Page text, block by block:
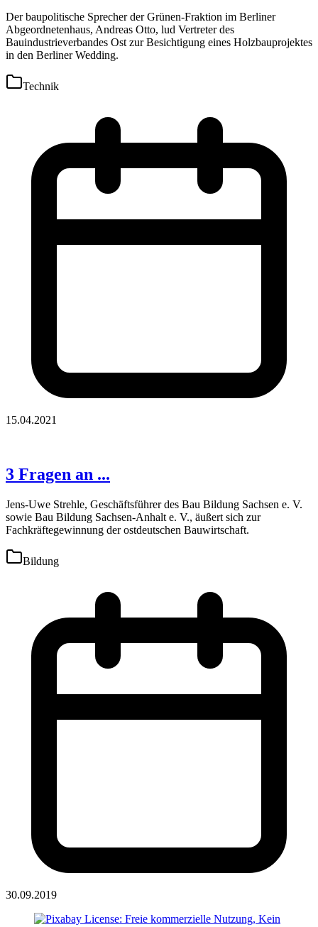
Der baupolitische Sprecher der Grünen-Fraktion im Berliner
Abgeordnetenhaus, Andreas Otto, lud Vertreter des
Bauindustrieverbandes Ost zur Besichtigung eines Holzbauprojektes
in den Berliner Wedding.
Technik
15.04.2021
3 Fragen an ...
Jens-Uwe Strehle, Geschäftsführer des Bau Bildung Sachsen e. V.
sowie Bau Bildung Sachsen-Anhalt e. V., äußert sich zur
Fachkräftegewinnung der ostdeutschen Bauwirtschaft.
Bildung
30.09.2019